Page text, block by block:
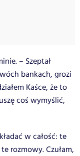
– Szeptał
bankach, grozi
Kaśce, że to
coś wymyślić,
w całość: te
rozmowy. Czułam,